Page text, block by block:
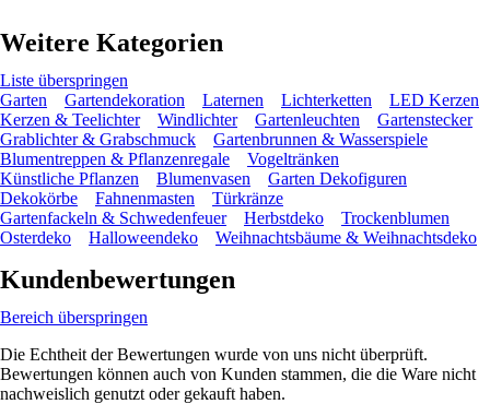
Weitere Kategorien
Liste überspringen
Garten
Gartendekoration Laternen Lichterketten
LED Kerzen
Kerzen & Teelichter
Windlichter Gartenleuchten
Gartenstecker
Grablichter & Grabschmuck
Gartenbrunnen & Wasserspiele
Blumentreppen & Pflanzenregale
Vogeltränken
Künstliche Pflanzen
Blumenvasen
Garten Dekofiguren
Dekokörbe
Fahnenmasten
Türkränze
Gartenfackeln & Schwedenfeuer
Herbstdeko
Trockenblumen
Osterdeko
Halloweendeko Weihnachtsbäume & Weihnachtsdeko
Kundenbewertungen
Bereich überspringen
Die Echtheit der Bewertungen wurde von uns nicht überprüft.
Bewertungen können auch von Kunden stammen, die die Ware nicht
nachweislich genutzt oder gekauft haben.